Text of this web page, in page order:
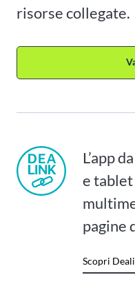
risorse collegate.
L’app
e
pagine
Scopri